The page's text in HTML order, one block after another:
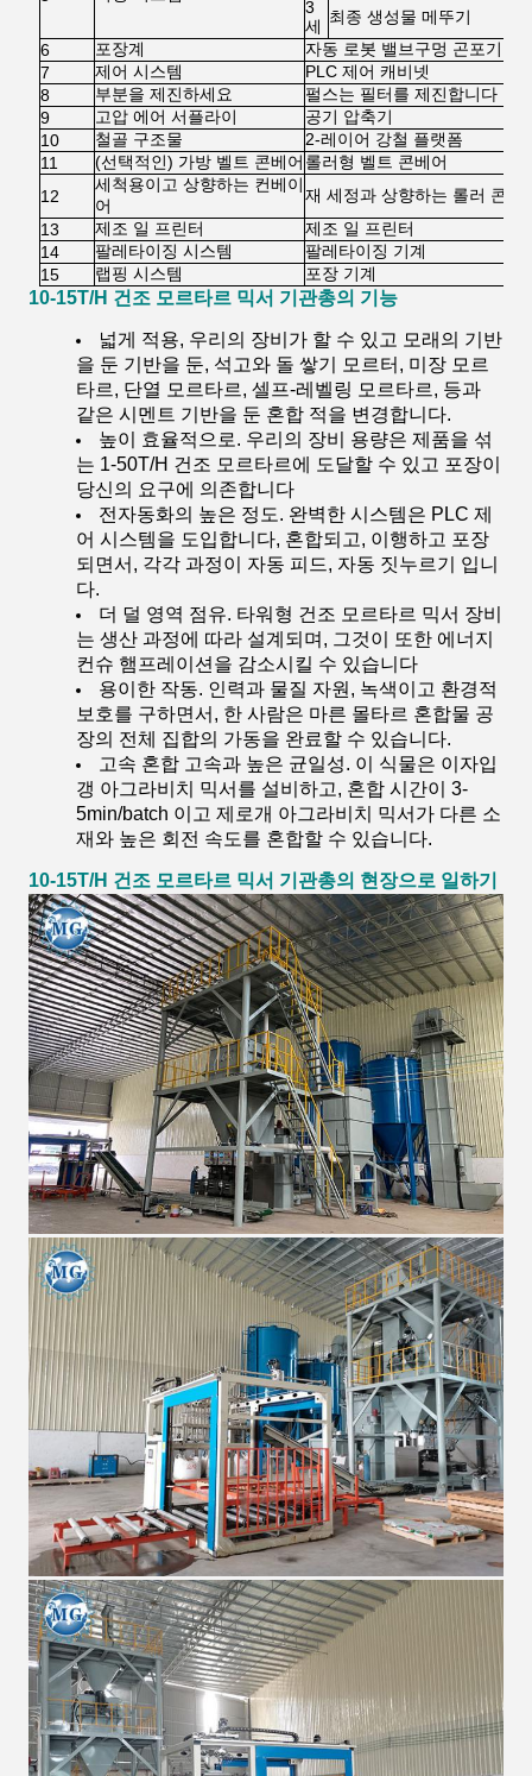
3
세 최종 생성물 메뚜기
6
포장계
자동 로봇 밸브구멍 곤포기
7
제어 시스템
PLC 제어 캐비넷
8
부분을 제진하세요
펄스는 필터를 제진합니다
9
고압 에어 서플라이
공기 압축기
10
철골 구조물
2-레이어 강철 플랫폼
11
(선택적인) 가방 벨트 콘베어 롤러형 벨트 콘베어
12
세척용이고 상향하는 컨베이
어
재 세정과 상향하는 롤러 콘베
13
제조 일 프린터
제조 일 프린터
14
팔레타이징 시스템
팔레타이징 기계
15
랩핑 시스템 포장 기계
10-15T/H 건조 모르타르 믹서 기관총의 기능
넓게 적용, 우리의 장비가 할 수 있고 모래의 기반
을 둔 기반을 둔, 석고와 돌 쌓기 모르터, 미장 모르
타르, 단열 모르타르, 셀프-레벨링 모르타르, 등과
같은 시멘트 기반을 둔 혼합 적을 변경합니다.
높이 효율적으로. 우리의 장비 용량은 제품을 섞
는 1-50T/H 건조 모르타르에 도달할 수 있고 포장이
당신의 요구에 의존합니다
전자동화의 높은 정도. 완벽한 시스템은 PLC 제
어 시스템을 도입합니다, 혼합되고, 이행하고 포장
되면서, 각각 과정이 자동 피드, 자동 짓누르기 입니
다.
더 덜 영역 점유. 타워형 건조 모르타르 믹서 장비
는 생산 과정에 따라 설계되며, 그것이 또한 에너지
컨슈 햄프레이션을 감소시킬 수 있습니다
용이한 작동. 인력과 물질 자원, 녹색이고 환경적
보호를 구하면서, 한 사람은 마른 몰타르 혼합물 공
장의 전체 집합의 가동을 완료할 수 있습니다.
고속 혼합 고속과 높은 균일성. 이 식물은 이자입
갱 아그라비치 믹서를 설비하고, 혼합 시간이 3-
5min/batch 이고 제로개 아그라비치 믹서가 다른 소
재와 높은 회전 속도를 혼합할 수 있습니다.
10-15T/H 건조 모르타르 믹서 기관총의 현장으로 일하기